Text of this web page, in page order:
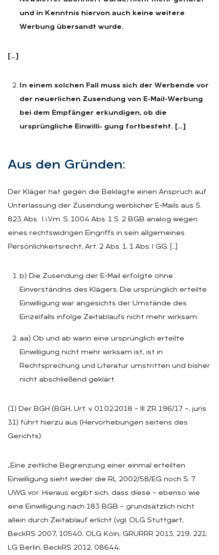
und in Kenntnis hiervon auch keine weitere
Werbung übersandt wurde.
[…]
In einem solchen Fall muss sich der Werbende vor
der neuerlichen Zusendung von E-Mail-Werbung
bei dem Empfänger erkundigen, ob die
ursprüngliche Einwilli‑ gung fortbesteht. […]
Aus den Grün­den:
Der Kläger hat gegen die Beklagte einen Anspruch auf
Unterlassung der Zusendung werblicher E-Mails aus S.
823 Abs. I i.V.m. S. 1004 Abs. 1 S. 2 BGB analog wegen
eines rechtswidrigen Eingriffs in sein allgemeines
Persönlichkeitsrecht, Art. 2 Abs. 1, 1 Abs. I GG. […]
b) Die Zusendung der E-Mail erfolgte ohne
Einverständnis des Klägers. Die ursprünglich erteilte
Einwilligung war angesichts der Umstände des
Einzelfalls infolge Zeitablaufs nicht mehr wirksam.
aa) Ob und ab wann eine ursprünglich erteilte
Einwilligung nicht mehr wirksam ist, ist in
Rechtsprechung und Literatur umstritten und bisher
nicht abschließend geklärt.
(1) Der BGH (BGH, Urt. v. 01.02.2018 – III ZR 196/17 –, juris
31) führt hierzu aus (Hervorhebungen seitens des
Gerichts):
„Eine zeitliche Begrenzung einer einmal erteilten
Einwilligung sieht weder die RL 2002/58/EG noch S. 7
UWG vor. Hieraus ergibt sich, dass diese – ebenso wie
eine Einwilligung nach 183 BGB – grundsätzlich nicht
allein durch Zeitablauf erlicht (vgl. OLG Stuttgart,
BeckRS 2007, 10540; OLG Köln, GRURRR 2013, 219, 221;
LG Berlin, BeckRS 2012, 08644;